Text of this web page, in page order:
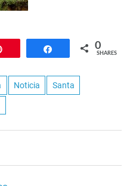
Share 0
SHARES
Noticia Santa